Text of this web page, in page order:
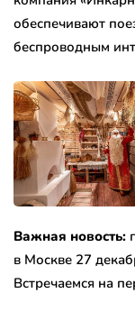
обеспечивают
беспроводным
Важная новость:
в Москве 27
Встречаемся на